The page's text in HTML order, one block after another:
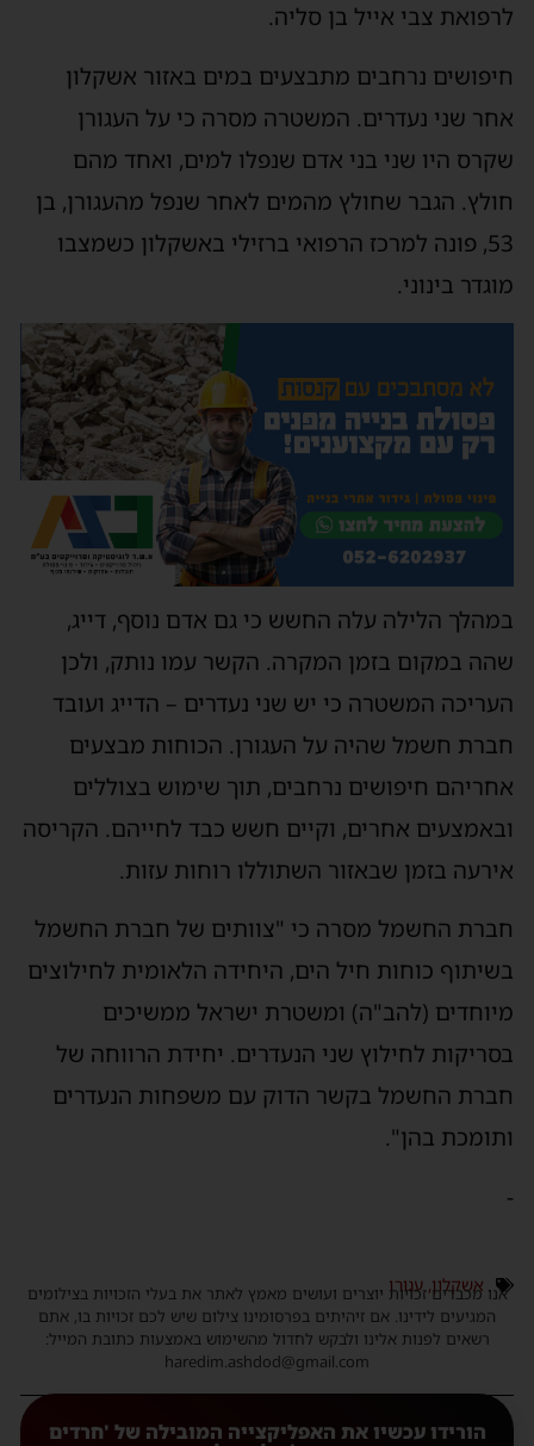
לרפואת צבי אייל בן סליה.
חיפושים נרחבים מתבצעים במים באזור אשקלון
אחר שני נעדרים. המשטרה מסרה כי על העגורן
שקרס היו שני בני אדם שנפלו למים, ואחד מהם
חולץ. הגבר שחולץ מהמים לאחר שנפל מהעגורן, בן
53, פונה למרכז הרפואי ברזילי באשקלון כשמצבו
מוגדר בינוני.
במהלך הלילה עלה החשש כי גם אדם נוסף, דייג,
שהה במקום בזמן המקרה. הקשר עמו נותק, ולכן
העריכה המשטרה כי יש שני נעדרים – הדייג ועובד
חברת חשמל שהיה על העגורן. הכוחות מבצעים
אחריהם חיפושים נרחבים, תוך שימוש בצוללים
ובאמצעים אחרים, וקיים חשש כבד לחייהם. הקריסה
אירעה בזמן שבאזור השתוללו רוחות עזות.
חברת החשמל מסרה כי "צוותים של חברת החשמל
בשיתוף כוחות חיל הים, היחידה הלאומית לחילוצים
מיוחדים (להב"ה) ומשטרת ישראל ממשיכים
בסריקות לחילוץ שני הנעדרים. יחידת הרווחה של
חברת החשמל בקשר הדוק עם משפחות הנעדרים
ותומכת בהן".
-
אשקלון,עגורן
אנו מכבדים זכויות יוצרים ועושים מאמץ לאתר את בעלי הזכויות בצילומים
המגיעים לידינו. אם זיהיתים בפרסומינו צילום שיש לכם זכויות בו, אתם
רשאים לפנות אלינו ולבקש לחדול מהשימוש באמצעות כתובת המייל:
haredim.ashdod@gmail.com
הורידו עכשיו את האפליקצייה המובילה של 'חרדים